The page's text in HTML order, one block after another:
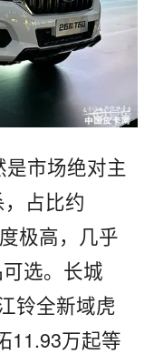
市场绝对主
占比约
极高，几乎
选。长城
铃全新域虎
11.93万起等